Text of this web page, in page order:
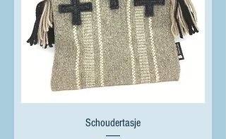
Schoudertasje